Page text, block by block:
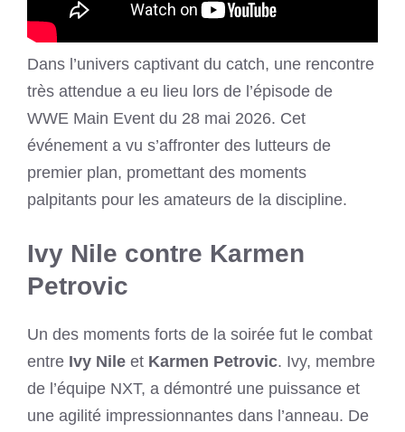
Dans l’univers captivant du catch, une rencontre
très attendue a eu lieu lors de l’épisode de
WWE Main Event du 28 mai 2026. Cet
événement a vu s’affronter des lutteurs de
premier plan, promettant des moments
palpitants pour les amateurs de la discipline.
Ivy Nile contre Karmen
Petrovic
Un des moments forts de la soirée fut le combat
entre Ivy Nile et Karmen Petrovic. Ivy, membre
de l’équipe NXT, a démontré une puissance et
une agilité impressionnantes dans l’anneau. De